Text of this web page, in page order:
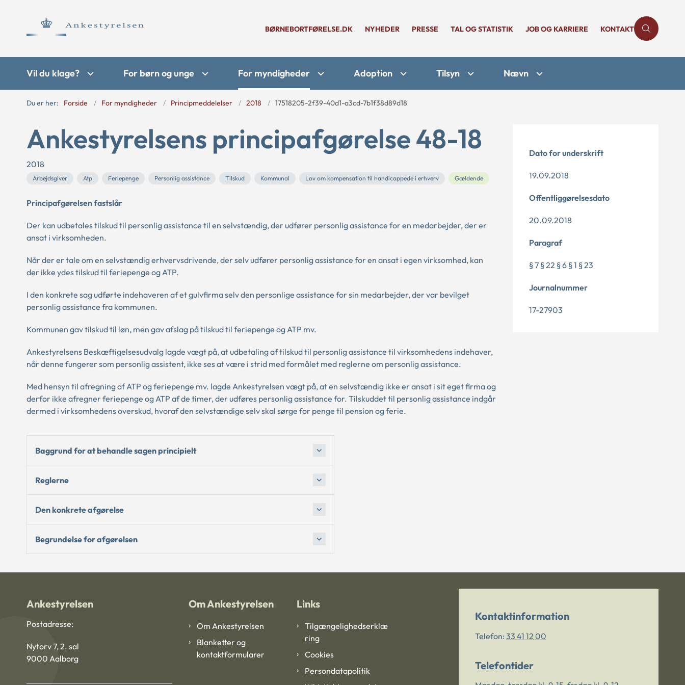
BØRNEBORTFØRELSE.DK NYHEDER PRESSE TAL OG STATISTIK JOB OG KARRIERE KONTAKT
Vil du klage? For børn og unge For myndigheder Adoption Tilsyn Nævn
Du er her: Forside For myndigheder Principmeddelelser 2018 17518205-2f39-40d1-a3cd-7b1f38d89d18
Ankestyrelsens principafgørelse 48-18
2018
Arbejdsgiver Atp Feriepenge Personlig assistance Tilskud Kommunal Lov om kompensation til handicappede i erhverv Gældende
Principafgørelsen fastslår
Der kan udbetales tilskud til personlig assistance til en selvstændig, der udfører personlig assistance for en medarbejder, der er
ansat i virksomheden.
Når der er tale om en selvstændig erhvervsdrivende, der selv udfører personlig assistance for en ansat i egen virksomhed, kan
der ikke ydes tilskud til feriepenge og ATP.
I den konkrete sag udførte indehaveren af et gulvfirma selv den personlige assistance for sin medarbejder, der var bevilget
personlig assistance fra kommunen.
Kommunen gav tilskud til løn, men gav afslag på tilskud til feriepenge og ATP mv.
Ankestyrelsens Beskæftigelsesudvalg lagde vægt på, at udbetaling af tilskud til personlig assistance til virksomhedens indehaver,
når denne fungerer som personlig assistent, ikke ses at være i strid med formålet med reglerne om personlig assistance.
Med hensyn til afregning af ATP og feriepenge mv. lagde Ankestyrelsen vægt på, at en selvstændig ikke er ansat i sit eget firma og
derfor ikke afregner feriepenge og ATP af de timer, der udføres personlig assistance for. Tilskuddet til personlig assistance indgår
dermed i virksomhedens overskud, hvoraf den selvstændige selv skal sørge for penge til pension og ferie.
Baggrund for at behandle sagen principielt
Reglerne
Den konkrete afgørelse
Begrundelse for afgørelsen
Dato for underskrift
19.09.2018
Offentliggørelsesdato
20.09.2018
Paragraf
§ 7 § 22 § 6 § 1 § 23
Journalnummer
17-27903
Ankestyrelsen
Postadresse:
Nytorv 7, 2. sal
9000 Aalborg
Om Ankestyrelsen
Om Ankestyrelsen
Blanketter og
kontaktformularer
Links
Tilgængelighedserklæ
ring
Cookies
Persondatapolitik
Kontaktinformation
Telefon: 33 41 12 00
Telefontider